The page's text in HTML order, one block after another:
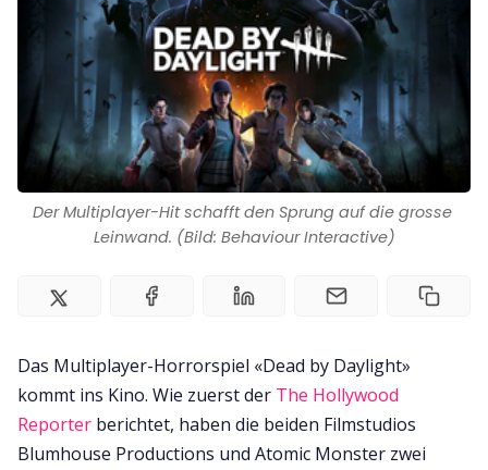
Impressum
Der Multiplayer-Hit schafft den Sprung auf die grosse
Leinwand. (Bild: Behaviour Interactive)
Das Multiplayer-Horrorspiel «Dead by Daylight»
kommt ins Kino. Wie zuerst der The Hollywood
Reporter berichtet, haben die beiden Filmstudios
Blumhouse Productions und Atomic Monster zwei